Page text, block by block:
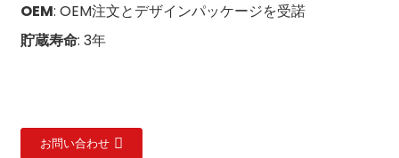
OEM: OEM注文とデザインパッケージを受諾
貯蔵寿命: 3年
お問い合わせ